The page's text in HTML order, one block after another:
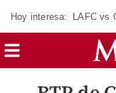
Hoy interesa: LAFC vs